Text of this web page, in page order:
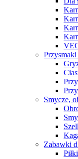
Przysmaki
Smycze,
Zabawki